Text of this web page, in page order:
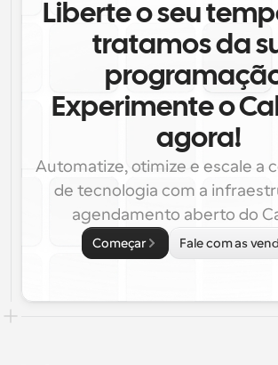
Liberte o seu
tratamos da
Experimente o
agora!
Automatize, otimize e escale a
de tecnologia com a
agendamento aberto do
Começar Fale com as